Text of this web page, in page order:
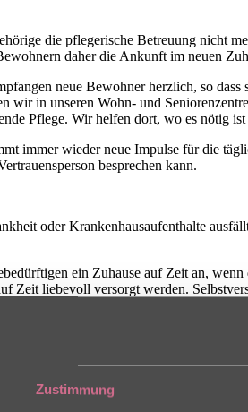
Zustimmung
die pflegerische Betreuung nicht
daher die Ankunft im neuen
neue Bewohner herzlich, so
wir in unseren Wohn- und
Pflege. Wir helfen dort, wo es nötig
immer wieder neue Impulse für die
besprechen kann.
oder Krankenhausaufenthalte
ein Zuhause auf Zeit an,
Zeit liebevoll versorgt werden.
unsere Gäste auf Zeit an den
pflegende Angehörige Entlastung
Menschen zu kurz gekommen